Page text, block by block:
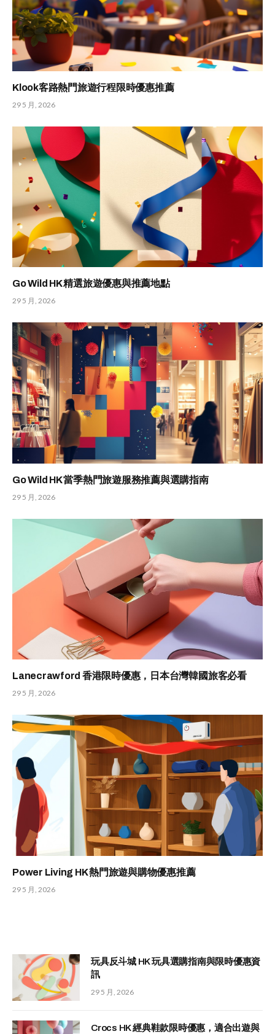
Klook客路熱門旅遊行程限時優惠推薦
29 5 月, 2026
Go Wild HK 精選旅遊優惠與推薦地點
29 5 月, 2026
Go Wild HK 當季熱門旅遊服務推薦與選購指南
29 5 月, 2026
Lanecrawford 香港限時優惠，日本台灣韓國旅客必看
29 5 月, 2026
Power Living HK 熱門旅遊與購物優惠推薦
29 5 月, 2026
玩具反斗城 HK 玩具選購指南與限時優惠資
訊
29 5 月, 2026
Crocs HK 經典鞋款限時優惠，適合出遊與